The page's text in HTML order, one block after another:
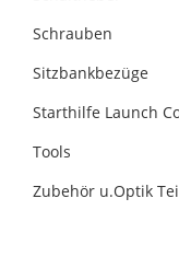
Schrauben
Sitzbankbezüge
Starthilfe Launch
Tools
Zubehör u.Optik